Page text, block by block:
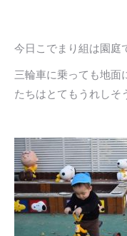
今日こでまり組は園庭
三輪車に乗っても地面
たちはとてもうれしそ